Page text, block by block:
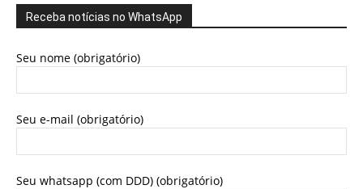
Receba notícias no WhatsApp
Seu nome (obrigatório)
Seu e-mail (obrigatório)
Seu whatsapp (com DDD) (obrigatório)